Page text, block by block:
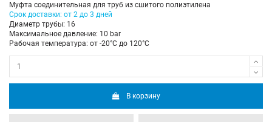
Муфта соединительная для труб из сшитого полиэтилена
Срок доставки: от 2 до 3 дней
Диаметр трубы: 16
Максимальное давление: 10 bar
Рабочая температура: от -20°C до 120°C
В корзину